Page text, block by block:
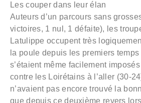
Les couper dans leur élan
Auteurs d’un parcours sans
victoires, 1 nul, 1 défaite), les
Latulippe occupent très
la poule depuis les premiers
s’étaient même facilement
contre les Loirétains à l’aller (30-
n’avaient pas encore trouvé la
que depuis ce deuxième revers